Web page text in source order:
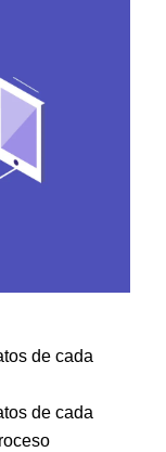
de cada
de cada